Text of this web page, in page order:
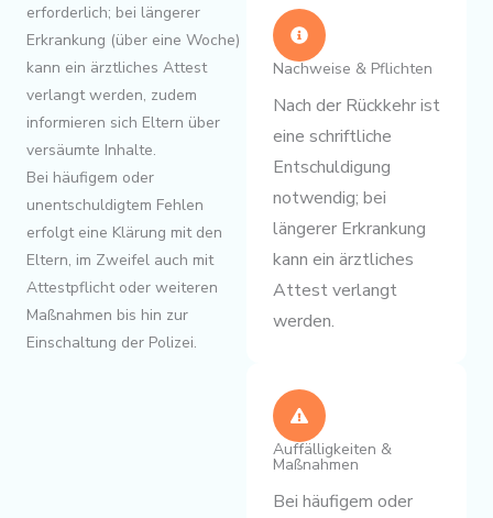
erforderlich; bei längerer
Erkrankung (über eine Woche)
kann ein ärztliches Attest
verlangt werden, zudem
informieren sich Eltern über
versäumte Inhalte.
Bei häufigem oder
unentschuldigtem Fehlen
erfolgt eine Klärung mit den
Eltern, im Zweifel auch mit
Attestpflicht oder weiteren
Maßnahmen bis hin zur
Einschaltung der Polizei.
Nachweise & Pflichten
Nach der Rückkehr ist
eine schriftliche
Entschuldigung
notwendig; bei
längerer Erkrankung
kann ein ärztliches
Attest verlangt
werden.
Auffälligkeiten &
Maßnahmen
Bei häufigem oder